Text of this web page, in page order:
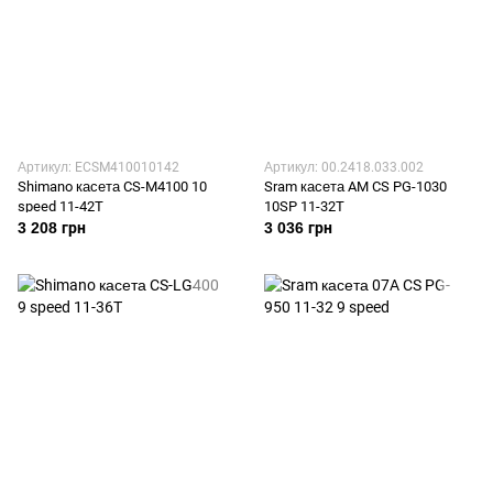
Артикул: ECSM410010142
Shimano касета CS-M4100 10
speed 11-42T
3 208 грн
Артикул: 00.2418.033.002
Sram касета AM CS PG-1030
10SP 11-32T
3 036 грн